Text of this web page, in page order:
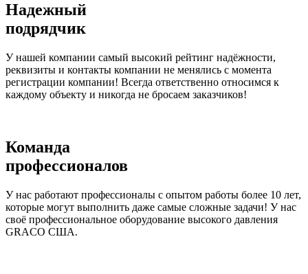
Надежный
подрядчик
У нашей компании самый высокий рейтинг надёжности,
реквизиты и контакты компании не менялись с момента
регистрации компании! Всегда ответственно относимся к
каждому объекту и никогда не бросаем заказчиков!
Команда
профессионалов
У нас работают профессионалы с опытом работы более 10 лет,
которые могут выполнить даже самые сложные задачи! У нас
своё профессиональное оборудование высокого давления
GRACO США.